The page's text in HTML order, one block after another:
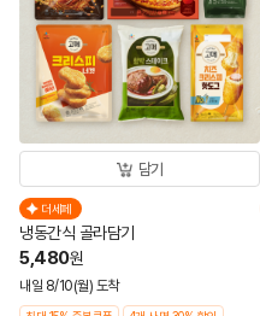
담기
더세페
냉동간식 골라담기
5,480원
내일 8/10(월) 도착